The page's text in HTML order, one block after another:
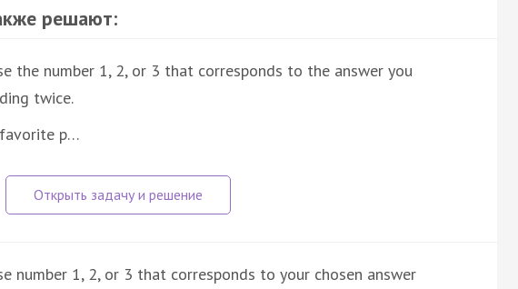
решают:
the number 1, 2, or 3 that corresponds to the answer you
twice.
favorite p…
number 1, 2, or 3 that corresponds to your chosen answer